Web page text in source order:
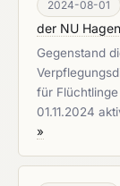
2024-08-01
der NU Hagen
Gegenstand
für
01.11.2024
»